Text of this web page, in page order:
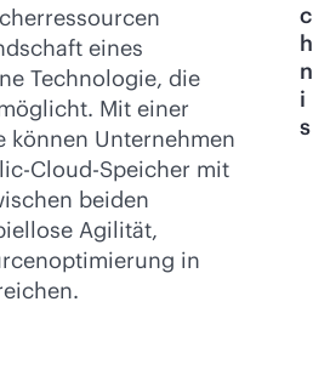
kaufen
eines
Technologie, die
Mit einer
können Unternehmen
Cloud-Speicher mit
beiden
Agilität,
in
c
h
n
i
s